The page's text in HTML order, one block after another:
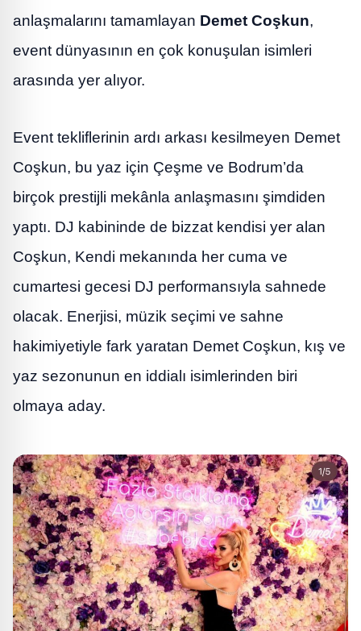
anlaşmalarını tamamlayan Demet Coşkun,
event dünyasının en çok konuşulan isimleri
arasında yer alıyor.
Event tekliflerinin ardı arkası kesilmeyen Demet
Coşkun, bu yaz için Çeşme ve Bodrum’da
birçok prestijli mekânla anlaşmasını şimdiden
yaptı. DJ kabininde de bizzat kendisi yer alan
Coşkun, Kendi mekanında her cuma ve
cumartesi gecesi DJ performansıyla sahnede
olacak. Enerjisi, müzik seçimi ve sahne
hakimiyetiyle fark yaratan Demet Coşkun, kış ve
yaz sezonunun en iddialı isimlerinden biri
olmaya aday.